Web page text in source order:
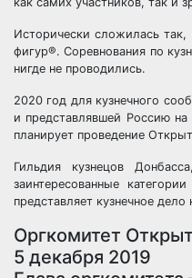
Исторически сложилась так,
фигур®. Соревнования по
нигде не проводились.
2020 год для кузнечного
и представлявшей Россию
планирует проведение
Гильдия кузнецов
заинтересованные
представляет кузнечное
Оргкомитет
5 декабря 2019